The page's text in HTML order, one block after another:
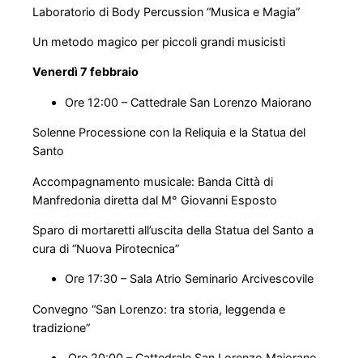
Laboratorio di Body Percussion “Musica e Magia”
Un metodo magico per piccoli grandi musicisti
Venerdì 7 febbraio
Ore 12:00 – Cattedrale San Lorenzo Maiorano
Solenne Processione con la Reliquia e la Statua del
Santo
Accompagnamento musicale: Banda Città di
Manfredonia diretta dal M° Giovanni Esposto
Sparo di mortaretti all’uscita della Statua del Santo a
cura di “Nuova Pirotecnica”
Ore 17:30 – Sala Atrio Seminario Arcivescovile
Convegno “San Lorenzo: tra storia, leggenda e
tradizione”